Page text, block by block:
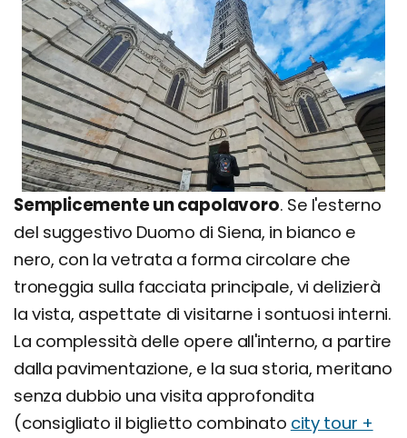
Semplicemente un capolavoro. Se l'esterno
del suggestivo Duomo di Siena, in bianco e
nero, con la vetrata a forma circolare che
troneggia sulla facciata principale, vi delizierà
la vista, aspettate di visitarne i sontuosi interni.
La complessità delle opere all'interno, a partire
dalla pavimentazione, e la sua storia, meritano
senza dubbio una visita approfondita
(consigliato il biglietto combinato city tour +